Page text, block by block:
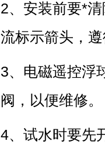
2、安装前要*
流标示箭头，
3、电磁遥控浮
阀，以便维修。
4、试水时要先